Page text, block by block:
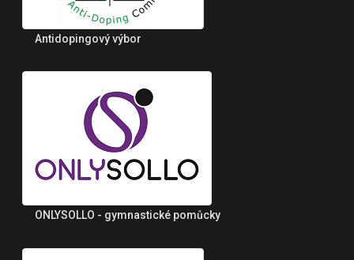
Antidopingový výbor
ONLYSOLLO - gymnastické pomůcky